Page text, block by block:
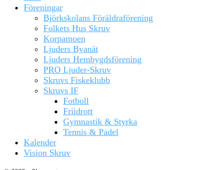
Föreningar
Björkskolans Föräldraförening
Folkets Hus Skruv
Korpamoen
Ljuders Byanät
Ljuders Hembygdsförening
PRO Ljuder-Skruv
Skruvs Fiskeklubb
Skruvs IF
Fotboll
Friidrott
Gymnastik & Styrka
Tennis & Padel
Kalender
Vision Skruv